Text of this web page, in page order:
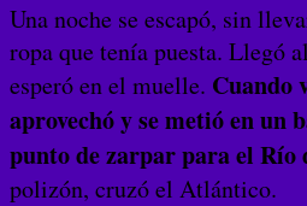
Una noche se escapó, sin
ropa que tenía puesta. Llegó
esperó en el muelle. Cuando
aprovechó y se metió en un
punto de zarpar para el Río
polizón, cruzó el Atlántico.